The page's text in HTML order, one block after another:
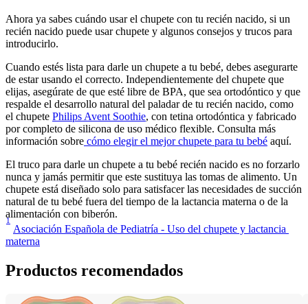
Ahora ya sabes cuándo usar el chupete con tu recién nacido, si un
recién nacido puede usar chupete y algunos consejos y trucos para
introducirlo.
Cuando estés lista para darle un chupete a tu bebé, debes asegurarte
de estar usando el correcto. Independientemente del chupete que
elijas, asegúrate de que esté libre de BPA, que sea ortodóntico y que
respalde el desarrollo natural del paladar de tu recién nacido, como
el chupete Philips Avent Soothie, con tetina ortodóntica y fabricado
por completo de silicona de uso médico flexible. Consulta más
información sobre cómo elegir el mejor chupete para tu bebé aquí.
El truco para darle un chupete a tu bebé recién nacido es no forzarlo
nunca y jamás permitir que este sustituya las tomas de alimento. Un
chupete está diseñado solo para satisfacer las necesidades de succión
natural de tu bebé fuera del tiempo de la lactancia materna o de la
alimentación con biberón.
1
Asociación Española de Pediatría - Uso del chupete y lactancia
materna
Productos recomendados